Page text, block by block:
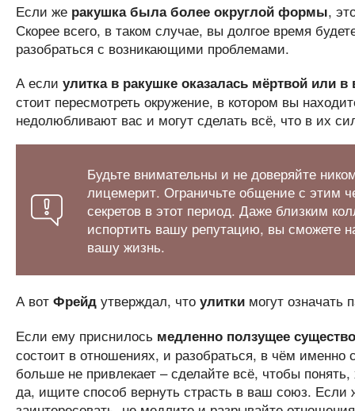
Если же ракушка была более округлой формы,
Скорее всего, в таком случае, вы долгое время
разобраться с возникающими проблемами.
А если улитка в ракушке оказалась мёртвой или
стоит пересмотреть окружение, в котором вы
недолюбливают вас и могут сделать всё, что в их
Будьте внимательны и не доверяйте
лицемерит. Ограничьте общение с этим
секретов в этот период. Даже близким
испортить вашу репутацию, вы сможете
вашу жизнь.
А вот Фрейдутверждал, что улиткимогут означать
Если ему приснилось медленно ползущее существо
состоит в отношениях, и разобраться, в чём именно
больше не привлекает – сделайте всё, чтобы
да, ищите способ вернуть страсть в ваш союз.